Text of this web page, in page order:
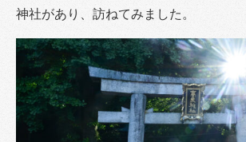
神社があり、訪ねてみました。